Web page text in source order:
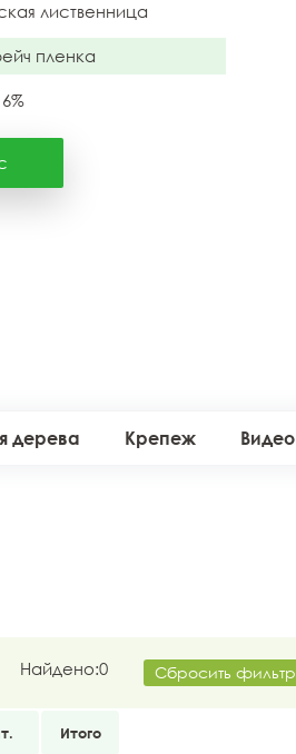
лиственница
пленка
дерева Крепеж Видео
Найдено:0 Сбросить фильтр
Итого